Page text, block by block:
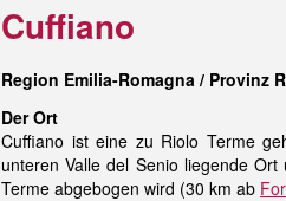
Cuffiano
Region Emilia-Romagna / Provinz
Der Ort
Cuffiano ist eine zu Riolo Terme
unteren Valle del Senio liegende
Terme abgebogen wird (30 km ab